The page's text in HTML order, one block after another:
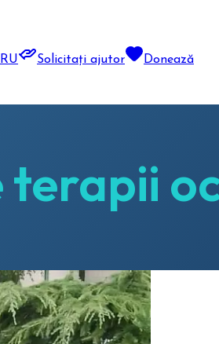
RU Solicitați ajutor Donează
terapii